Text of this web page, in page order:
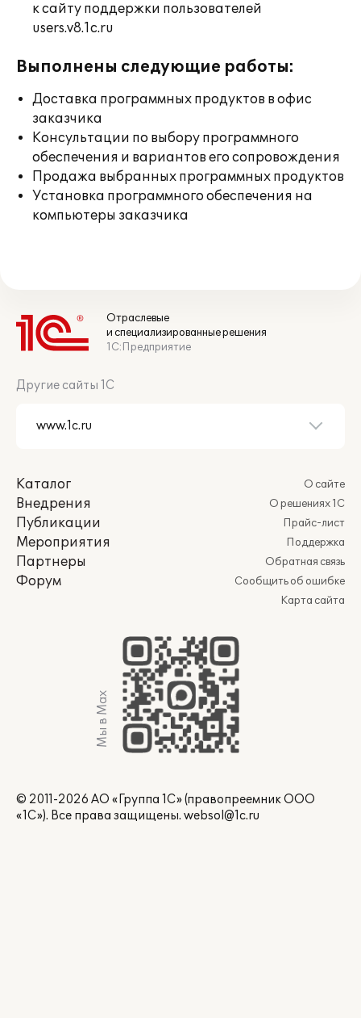
к сайту поддержки пользователей
users.v8.1c.ru
Выполнены следующие работы:
Доставка программных продуктов в офис
заказчика
Консультации по выбору программного
обеспечения и вариантов его сопровождения
Продажа выбранных программных продуктов
Установка программного обеспечения на
компьютеры заказчика
Отраслевые
и специализированные решения
1С:Предприятие
Другие сайты 1С
Каталог
Внедрения
Публикации
Мероприятия
Партнеры
Форум
О сайте
О решениях 1С
Прайс-лист
Поддержка
Обратная связь
Сообщить об ошибке
Карта сайта
Мы в Max
© 2011-2026 АО «Группа 1С» (правопреемник ООО
«1С»). Все права защищены. websol@1c.ru